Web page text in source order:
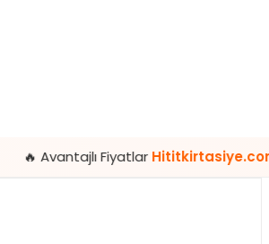
Hititkirtasiye.com’da |